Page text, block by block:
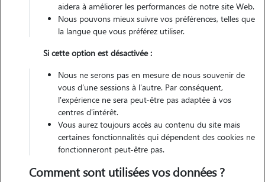
Nos cat sitters à Montpellier
pour la garde de votre chat
aidera à améliorer les performances de notre site Web.
Nous pouvons mieux suivre vos préférences, telles que
la langue que vous préférez utiliser.
Si cette option est désactivée :
Nous ne serons pas en mesure de nous souvenir de
vous d'une sessions à l'autre. Par conséquent,
l'expérience ne sera peut-être pas adaptée à vos
centres d'intérêt.
Vous aurez toujours accès au contenu du site mais
certaines fonctionnalités qui dépendent des cookies ne
fonctionneront peut-être pas.
Comment sont utilisées vos données ?